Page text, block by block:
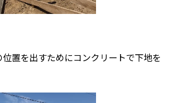
置を出すためにコンクリートで下地を